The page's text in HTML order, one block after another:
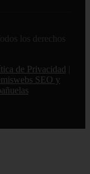
los derechos
de Privacidad
SEO y